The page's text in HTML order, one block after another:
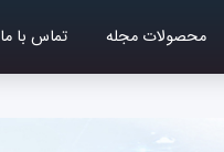
محصولات مجله تماس با ما